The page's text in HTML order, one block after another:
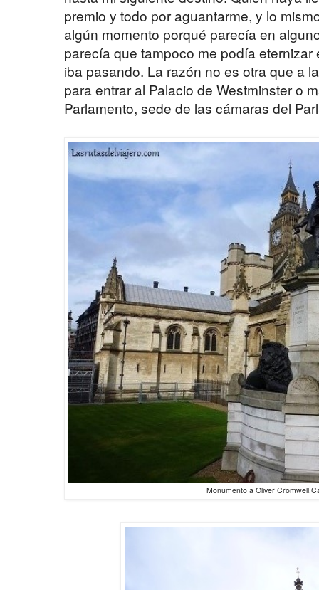
premio y todo por aguantarme, y lo
algún momento porqué parecía en
parecía que tampoco me podía
iba pasando. La razón no es otra que a
para entrar al Palacio de Westminster o
Parlamento, sede de las cámaras del
Monumento a Oliver